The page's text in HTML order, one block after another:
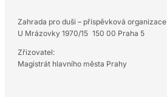
Zahrada pro duši – příspěvková organizace
U Mrázovky 1970/15 150 00 Praha 5
Zřizovatel:
Magistrát hlavního města Prahy